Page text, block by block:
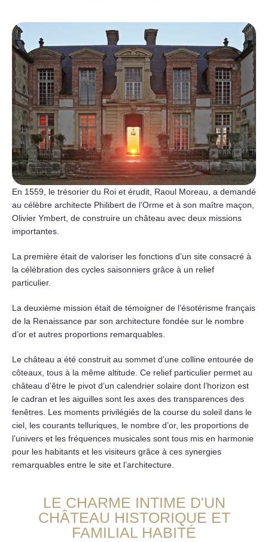
En 1559, le trésorier du Roi et érudit, Raoul Moreau, a demandé
au célèbre architecte Philibert de l’Orme et à son maître maçon,
Olivier Ymbert, de construire un château avec deux missions
importantes.
La première était de valoriser les fonctions d’un site consacré à
la célébration des cycles saisonniers grâce à un relief
particulier.
La deuxième mission était de témoigner de l’ésotérisme français
de la Renaissance par son architecture fondée sur le nombre
d’or et autres proportions remarquables.
Le château a été construit au sommet d’une colline entourée de
côteaux, tous à la même altitude. Ce relief particulier permet au
château d’être le pivot d’un calendrier solaire dont l’horizon est
le cadran et les aiguilles sont les axes des transparences des
fenêtres. Les moments privilégiés de la course du soleil dans le
ciel, les courants telluriques, le nombre d’or, les proportions de
l’univers et les fréquences musicales sont tous mis en harmonie
pour les habitants et les visiteurs grâce à ces synergies
remarquables entre le site et l’architecture.
LE CHARME INTIME D'UN
CHÂTEAU HISTORIQUE ET
FAMILIAL HABITÉ